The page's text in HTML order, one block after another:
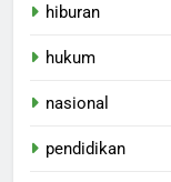
hiburan
hukum
nasional
pendidikan